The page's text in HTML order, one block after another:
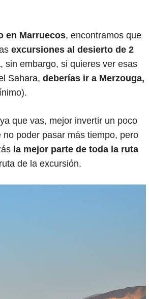
en Marruecos, encontramos que
excursiones al desierto de 2
, sin embargo, si quieres ver esas
Sahara, deberías ir a Merzouga,
que vas, mejor invertir un poco
poder pasar más tiempo, pero
la mejor parte de toda la ruta
de la excursión.